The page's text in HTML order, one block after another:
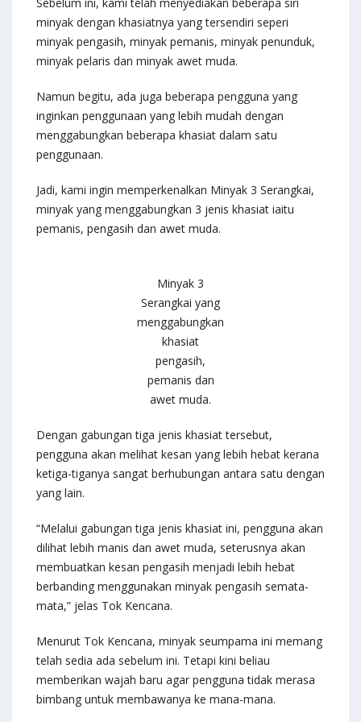
minyak dengan khasiatnya yang tersendiri seperi
minyak pengasih, minyak pemanis, minyak penunduk,
minyak pelaris dan minyak awet muda.
Namun begitu, ada juga beberapa pengguna yang
inginkan penggunaan yang lebih mudah dengan
menggabungkan beberapa khasiat dalam satu
penggunaan.
Jadi, kami ingin memperkenalkan Minyak 3 Serangkai,
minyak yang menggabungkan 3 jenis khasiat iaitu
pemanis, pengasih dan awet muda.
Minyak 3
Serangkai yang
menggabungkan
khasiat
pengasih,
pemanis dan
awet muda.
Dengan gabungan tiga jenis khasiat tersebut,
pengguna akan melihat kesan yang lebih hebat kerana
ketiga-tiganya sangat berhubungan antara satu dengan
yang lain.
“Melalui gabungan tiga jenis khasiat ini, pengguna akan
dilihat lebih manis dan awet muda, seterusnya akan
membuatkan kesan pengasih menjadi lebih hebat
berbanding menggunakan minyak pengasih semata-
mata,” jelas Tok Kencana.
Menurut Tok Kencana, minyak seumpama ini memang
telah sedia ada sebelum ini. Tetapi kini beliau
memberikan wajah baru agar pengguna tidak merasa
bimbang untuk membawanya ke mana-mana.